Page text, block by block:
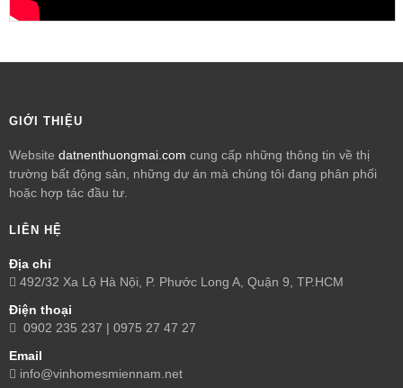
GIỚI THIỆU
Website datnenthuongmai.com cung cấp những thông tin về thị
trường bất động sản, những dự án mà chúng tôi đang phân phối
hoặc hợp tác đầu tư.
LIÊN HỆ
Địa chỉ
492/32 Xa Lộ Hà Nội, P. Phước Long A, Quận 9, TP.HCM
Điện thoại
0902 235 237 | 0975 27 47 27
Email
info@vinhomesmiennam.net